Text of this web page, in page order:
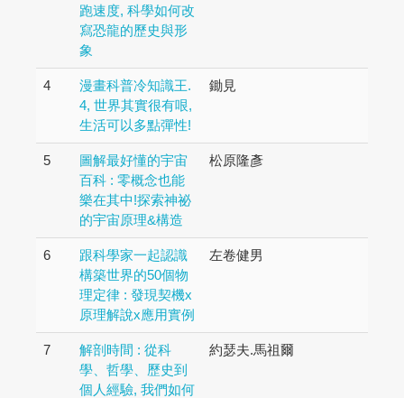
跑速度, 科學如何改
寫恐龍的歷史與形
象
4
漫畫科普冷知識王.
4, 世界其實很有哏,
生活可以多點彈性!
鋤見
5
圖解最好懂的宇宙
百科 : 零概念也能
樂在其中!探索神祕
的宇宙原理&構造
松原隆彥
6
跟科學家一起認識
構築世界的50個物
理定律 : 發現契機x
原理解說x應用實例
左卷健男
7
解剖時間 : 從科
學、哲學、歷史到
個人經驗, 我們如何
約瑟夫.馬祖爾